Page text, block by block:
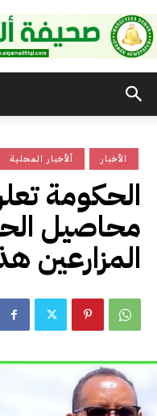
ألأخبار المحلية الأخبار
الحكومة
محاصيل
المزارعين